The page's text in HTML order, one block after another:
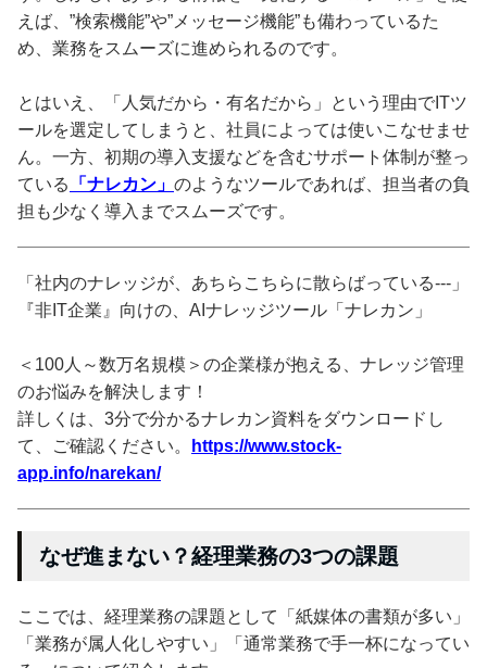
えば、”検索機能”や”メッセージ機能”も備わっているた
め、業務をスムーズに進められるのです。
とはいえ、「人気だから・有名だから」という理由でITツ
ールを選定してしまうと、社員によっては使いこなせませ
ん。一方、初期の導入支援などを含むサポート体制が整っ
ている
「ナレカン」 のようなツールであれば、担当者の負
担も少なく導入までスムーズです。
「社内のナレッジが、あちらこちらに散らばっている---」
『非IT企業』向けの、AIナレッジツール「ナレカン」
＜100人～数万名規模＞の企業様が抱える、ナレッジ管理
のお悩みを解決します！
詳しくは、3分で分かるナレカン資料をダウンロードし
て、ご確認ください。
https://www.stock-
app.info/narekan/
なぜ進まない？経理業務の3つの課題
ここでは、経理業務の課題として「紙媒体の書類が多い」
「業務が属人化しやすい」「通常業務で手一杯になってい